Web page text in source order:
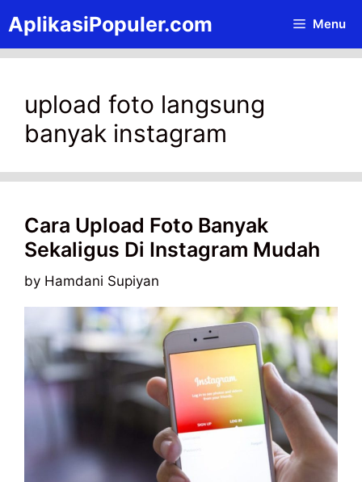
to
content
AplikasiPopuler.com Menu
upload foto langsung
banyak instagram
Cara Upload Foto Banyak
Sekaligus Di Instagram Mudah
by Hamdani Supiyan